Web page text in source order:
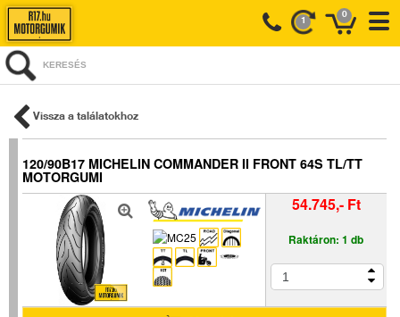
0
1
KERESÉS
Vissza a találatokhoz
120/90B17 MICHELIN COMMANDER II FRONT 64S TL/TT
MOTORGUMI
54.745,- Ft
Raktáron: 1 db